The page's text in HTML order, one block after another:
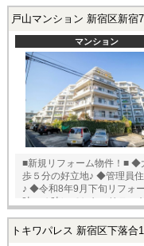
境！ ※ルーフバルコニー面積 29.35m2（別途使用料あり） ●その他 ・
料：月額660円 ・ルーフバ
戸山マンション 新宿区新宿
マンション
■新規リフォーム物件！■ ◆大切なペットとお住まいいただけます♪ ◆駅徒
歩５分の好立地♪ ◆管理員
♪ ◆令和8年9月下旬リフォ
時～４時）でセキュリティも安心♪ ▽リフォーム内容 ●クロ
照明器具 ●建具 ●フローリ
トキワパレス 新宿区下落合